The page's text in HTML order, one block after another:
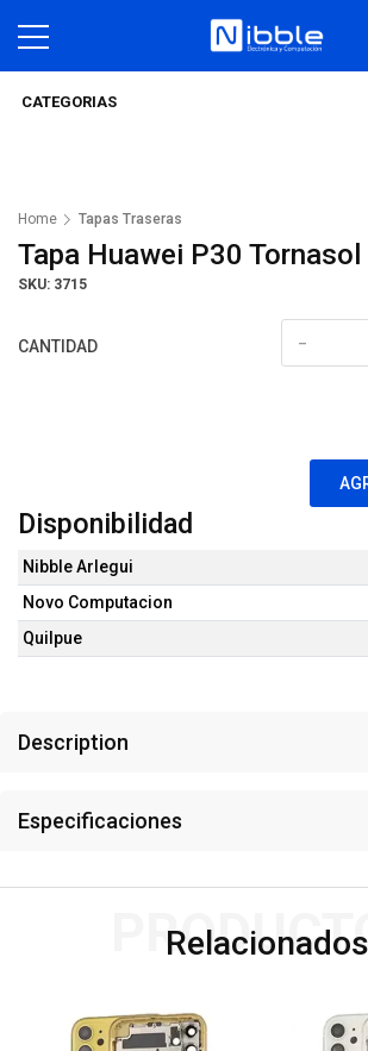
CATEGORIAS
Home Tapas Traseras
Tapa Huawei P30 Tornasol
SKU: 3715
CANTIDAD -
Disponibilidad
Nibble Arlegui
Novo Computacion
Quilpue
Description
Especificaciones
Relacionados